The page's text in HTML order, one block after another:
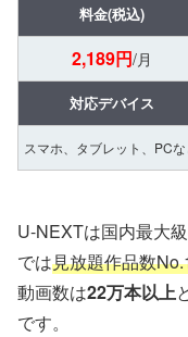
料金(税込)
2,189円/月
対応デバイス
スマホ、タブレット、PC
U-NEXTは国内最大
では見放題作品数
動画数は22万本以上
です。